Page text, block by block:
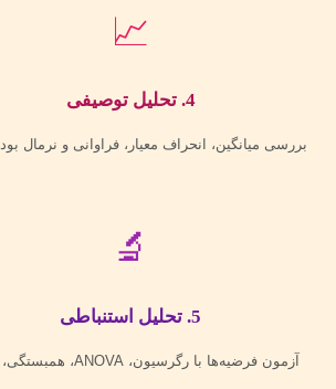
📈
4. تحلیل توصیفی
بررسی میانگین، انحراف معیار، فراوانی و نرمال
🔬
5. تحلیل استنباطی
آزمون فرضیه‌ها با رگرسیون، ANOVA، همبستگی، SEM.